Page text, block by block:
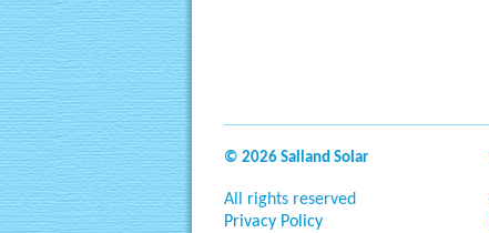
© 2026 Salland Solar
All rights reserved
Privacy Policy